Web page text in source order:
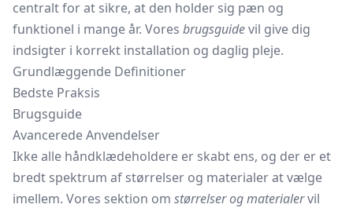
centralt for at sikre, at den holder sig pæn og
funktionel i mange år. Vores brugsguidevil give dig
indsigter i korrekt installation og daglig pleje.
Grundlæggende Definitioner
Bedste Praksis
Brugsguide
Avancerede Anvendelser
Ikke alle håndklædeholdere er skabt ens, og der er et
bredt spektrum af størrelser og materialer at vælge
imellem. Vores sektion om størrelser og materialervil